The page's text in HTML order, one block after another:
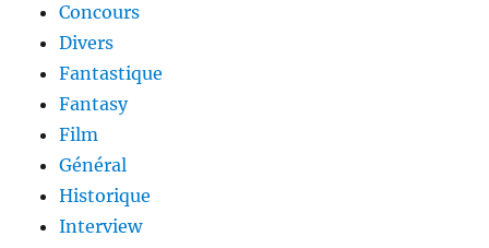
Concours
Divers
Fantastique
Fantasy
Film
Général
Historique
Interview